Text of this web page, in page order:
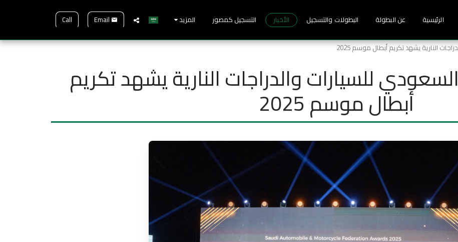
الرئيسية عن البطولة البطولات والتسجيل الأخبار التسجيل كمصور المزيد Email
Call
النارية يشهد تكريم أبطال موسم 2025
للسيارات والدراجات النارية يشهد تكريم
أبطال موسم 2025